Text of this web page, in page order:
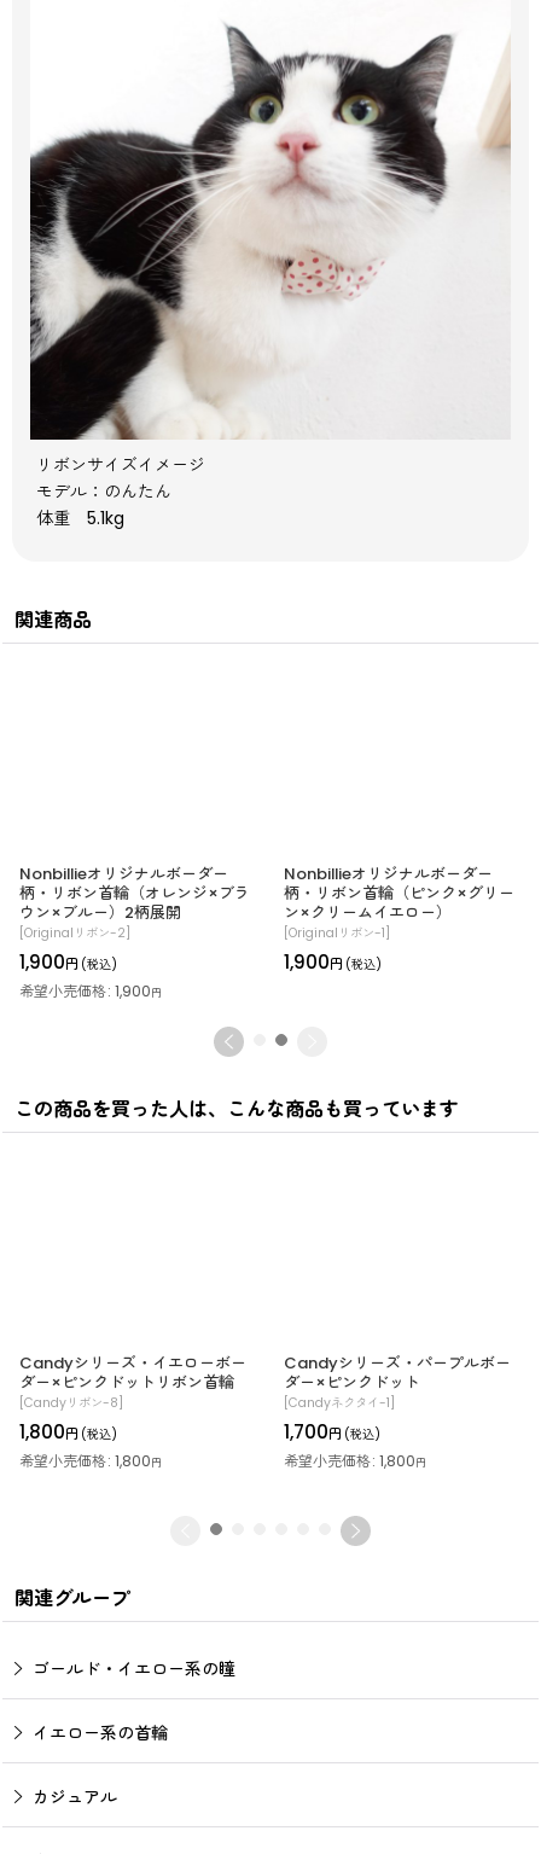
リボンサイズイメージ
モデル：のんたん
体重 5.1kg
関連商品
Nonbillieオリジナルボーダー
柄・リボン首輪（イエロー×ブル
ー×ベージュ）
[Originalリボン-3
1,900円 (税込)
Nonbillieオリジナルボーダー
柄・リボン首輪（オレンジ×ブラ
ウン×ブルー）2柄展開
[Originalリボン-2
1,900円 (税込)
この商品を買った人は、こんな商品も買っています
Candyシリーズ・イエローボー
ダー×ピンクドットリボン首輪
[Candyリボン-8]
1,800円 (税込)
希望小売価格: 1,800円
Candyシリーズ・パープルボー
ダー×ピンクドット
[Candyネクタイ-1]
1,700円 (税込)
希望小売価格: 1,800円
関連グループ
ゴールド・イエロー系の瞳
イエロー系の首輪
カジュアル